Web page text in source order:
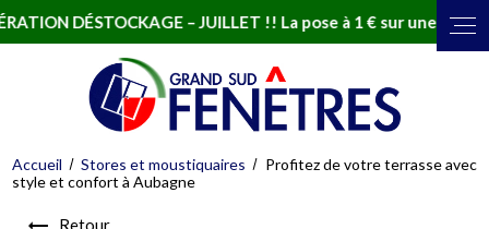
DÉSTOCKAGE – JUILLET !! La pose à 1 € sur une sélection
Accueil Stores et moustiquaires
Profitez de votre terrasse avec
style et confort à Aubagne
Retour